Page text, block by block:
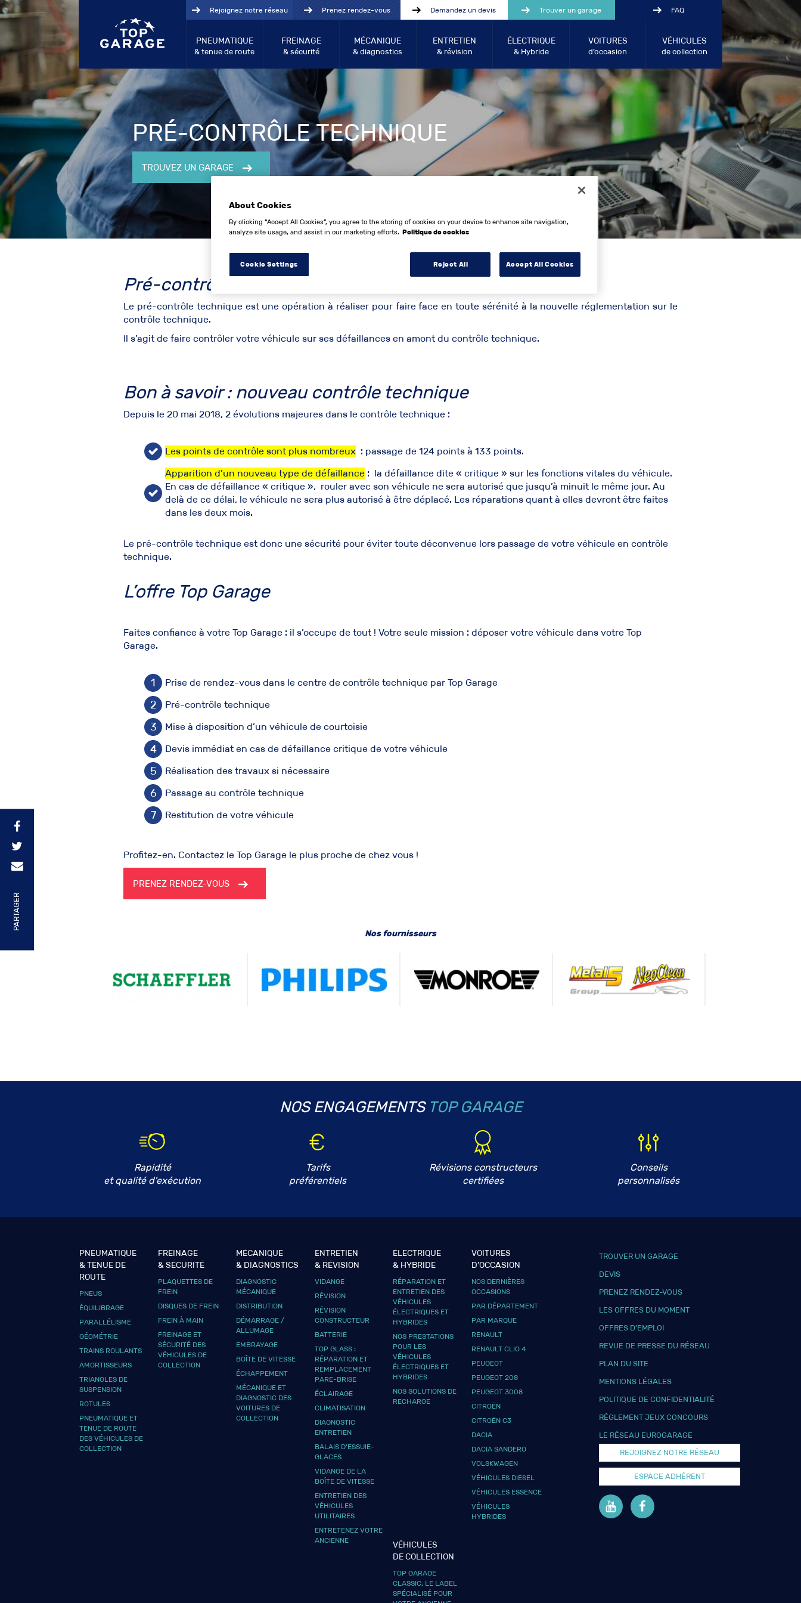
Rejoignez notre réseau Prenez rendez-vous Demandez un devis Trouver un garage FAQ
PNEUMATIQUE
& tenue de route
FREINAGE
& sécurité
MÉCANIQUE
& diagnostics
ENTRETIEN
& révision
ÉLECTRIQUE
& Hybride
VOITURES
d’occasion
VÉHICULES
de collection
PARTAGER
PRÉ-CONTRÔLE TECHNIQUE
TROUVEZ UN GARAGE
Pré-contrôle technique, de quoi parle-t-on ?
Le pré-contrôletechnique est une opération à réaliser pour faire face en toute sérénité à la nouvelle réglementation sur le
contrôle technique.
Il s’agit de faire contrôler votre véhicule sur ses défaillances en amont du contrôle technique.
Bon à savoir : nouveau contrôle technique
Depuis le 20 mai 2018, 2 évolutions majeures dans le contrôle technique :
Les points de contrôle sont plus nombreux : passage de 124 points à 133 points.
Apparition d’un nouveau type de défaillance : la défaillance dite « critique » sur les fonctions vitales du véhicule.
En cas de défaillance « critique », rouler avec son véhicule ne sera autorisé que jusqu’à minuit le même jour. Au
delà de ce délai, le véhicule ne sera plus autorisé à être déplacé. Les réparations quant à elles devront être faites
dans les deux mois.
Le pré-contrôle technique est donc une sécurité pour éviter toute déconvenue lors passage de votre véhicule en contrôle
technique.
L’offre Top Garage
Faites confiance à votre Top Garage : il s’occupe de tout ! Votre seule mission : déposer votre véhicule dans votre Top
Garage.
Prise de rendez-vous dans le centre de contrôle technique par Top Garage
Pré-contrôle technique
Mise à disposition d’un véhicule de courtoisie
Devis immédiat en cas de défaillance critique de votre véhicule
Réalisation des travaux si nécessaire
Passage au contrôle technique
Restitution de votre véhicule
Profitez-en. Contactez le Top Garage le plus proche de chez vous !
PRENEZ RENDEZ-VOUS
Nos fournisseurs
NOS ENGAGEMENTS TOP GARAGE
Rapidité
et qualité d'exécution
Tarifs
préférentiels
Révisions constructeurs
certifiées
Conseils
personnalisés
PNEUMATIQUE
& TENUE DE
ROUTE
PNEUS
ÉQUILIBRAGE
PARALLÉLISME
GÉOMÉTRIE
TRAINS ROULANTS
AMORTISSEURS
TRIANGLES DE
SUSPENSION
ROTULES
PNEUMATIQUE ET
TENUE DE ROUTE
DES VÉHICULES DE
COLLECTION
FREINAGE
& SÉCURITÉ
PLAQUETTES DE
FREIN
DISQUES DE FREIN
FREIN À MAIN
FREINAGE ET
SÉCURITÉ DES
VÉHICULES DE
COLLECTION
MÉCANIQUE
& DIAGNOSTICS
DIAGNOSTIC
MÉCANIQUE
DISTRIBUTION
DÉMARRAGE /
ALLUMAGE
EMBRAYAGE
BOÎTE DE VITESSE
ÉCHAPPEMENT
MÉCANIQUE ET
DIAGNOSTIC DES
VOITURES DE
COLLECTION
ENTRETIEN
& RÉVISION
VIDANGE
RÉVISION
RÉVISION
CONSTRUCTEUR
BATTERIE
TOP GLASS :
RÉPARATION ET
REMPLACEMENT
PARE-BRISE
ÉCLAIRAGE
CLIMATISATION
DIAGNOSTIC
ENTRETIEN
BALAIS D’ESSUIE-
GLACES
VIDANGE DE LA
BOÎTE DE VITESSE
ENTRETIEN DES
VÉHICULES
UTILITAIRES
ENTRETENEZ VOTRE
ANCIENNE
ÉLECTRIQUE
& HYBRIDE
RÉPARATION ET
ENTRETIEN DES
VÉHICULES
ÉLECTRIQUES ET
HYBRIDES
NOS PRESTATIONS
POUR LES
VÉHICULES
ÉLECTRIQUES ET
HYBRIDES
NOS SOLUTIONS DE
RECHARGE
VOITURES
D’OCCASION
NOS DERNIÈRES
OCCASIONS
PAR DÉPARTEMENT
PAR MARQUE
RENAULT
RENAULT CLIO 4
PEUGEOT
PEUGEOT 208
PEUGEOT 3008
CITROËN
CITROËN C3
DACIA
DACIA SANDERO
VOLSKWAGEN
VÉHICULES DIESEL
VÉHICULES ESSENCE
VÉHICULES
HYBRIDES
VÉHICULES
DE COLLECTION
TOP GARAGE
CLASSIC, LE LABEL
SPÉCIALISÉ POUR
TROUVER UN GARAGE
DEVIS
PRENEZ RENDEZ-VOUS
LES OFFRES DU MOMENT
OFFRES D’EMPLOI
REVUE DE PRESSE DU RÉSEAU
PLAN DU SITE
MENTIONS LÉGALES
POLITIQUE DE CONFIDENTIALITÉ
RÉGLEMENT JEUX CONCOURS
LE RÉSEAU EUROGARAGE
REJOIGNEZ NOTRE RÉSEAU
ESPACE ADHÉRENT
About Cookies
By clicking “Accept All Cookies”, you agree to the storing of cookies on your device to enhance site navigation,
analyze site usage, and assist in our marketing efforts. Politique de cookies
Cookie Settings Reject All Accept All Cookies